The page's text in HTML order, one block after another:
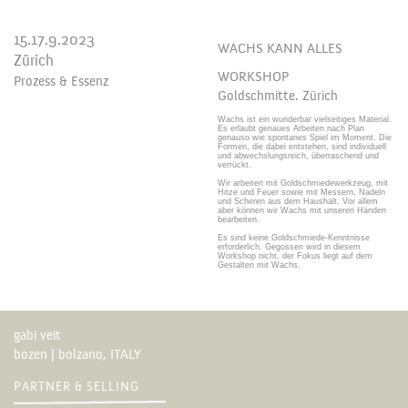
15.17.9.2023
Zürich
Prozess & Essenz
WACHS KANN ALLES
WORKSHOP
Goldschmitte. Zürich
Wachs ist ein wunderbar vielseitiges Material.
Es erlaubt genaues Arbeiten nach Plan
genauso wie spontanes Spiel im Moment. Die
Formen, die dabei entstehen, sind individuell
und abwechslungsreich, überraschend und
verrückt.
Wir arbeiten mit Goldschmiedewerkzeug, mit
Hitze und Feuer sowie mit Messern, Nadeln
und Scheren aus dem Haushalt. Vor allem
aber können wir Wachs mit unseren Händen
bearbeiten.
Es sind keine Goldschmiede-Kenntnisse
erforderlich. Gegossen wird in diesem
Workshop nicht, der Fokus liegt auf dem
Gestalten mit Wachs.
gabi veit
bozen | bolzano, ITALY
PARTNER & SELLING